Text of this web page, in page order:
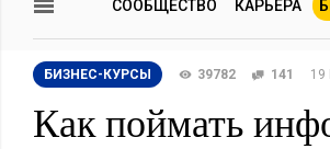
СООБЩЕСТВО КАРЬЕРА
БИЗНЕС-КУРСЫ 39782 141 19
Как поймать